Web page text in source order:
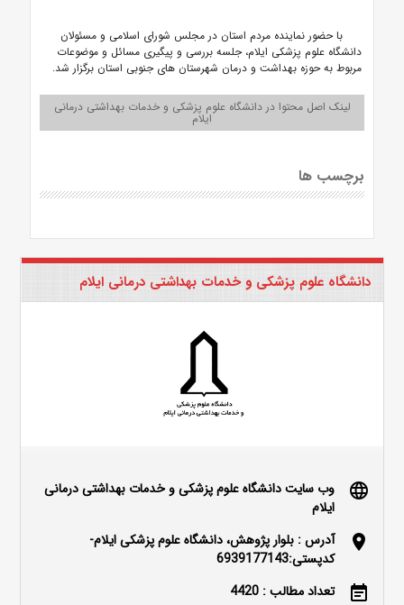
با حضور نماینده مردم استان در مجلس شورای اسلامی و مسئولان
دانشگاه علوم پزشکی ایلام، جلسه بررسی و پیگیری مسائل و موضوعات
مربوط به حوزه بهداشت و درمان شهرستان های جنوبی استان برگزار شد.
لینک اصل محتوا در دانشگاه علوم پزشکی و خدمات بهداشتی درمانی
ایلام
برچسب ها
دانشگاه علوم پزشکی و خدمات بهداشتی درمانی ایلام
language
وب سایت دانشگاه علوم پزشکی و خدمات بهداشتی درمانی
ایلام
location_on
آدرس : بلوار پژوهش، دانشگاه علوم پزشکی ایلام-
کدپستی:6939177143
event_note تعداد مطالب : 4420